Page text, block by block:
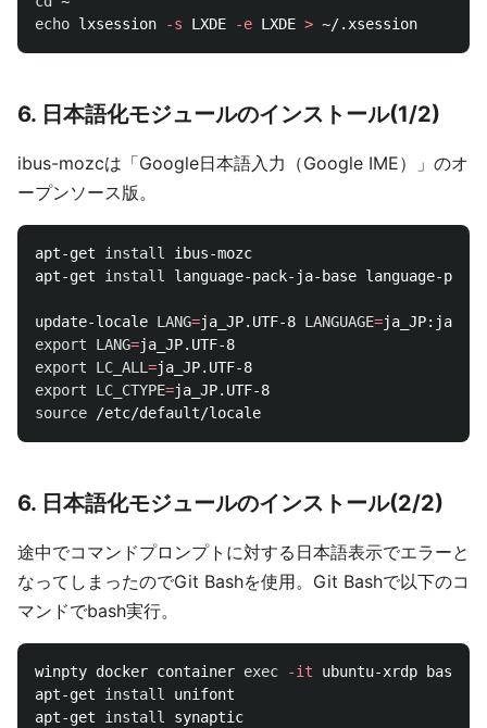
echo lxsession -s LXDE -e LXDE >
6. 日本語化モジュールのインストール(1/2)
ibus-mozcは「Google日本語入力（Google IME）」のオ
ープンソース版。
apt-get install ibus-mozc
apt-get install language-pack-ja-base language-
update-locale LANG=ja_JP.UTF-8 LANGUAGE=
export LANG=
export LC_ALL =
export LC_CTYPE=
source
6. 日本語化モジュールのインストール(2/2)
途中でコマンドプロンプトに対する日本語表示でエラーと
なってしまったのでGit Bashを使用。Git Bashで以下のコ
マンドでbash実行。
winpty docker container exec -it ubuntu-xrdp bash
apt-get install unifont
apt-get install synaptic